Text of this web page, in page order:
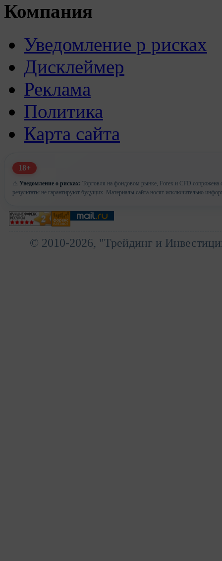
Компания
Уведомление р рисках
Дисклеймер
Реклама
Политика
Карта сайта
18+
⚠️ Уведомление о рисках: Торговля на фондовом рынке, Forex и CFD сопряжена
результаты не гарантируют будущих. Материалы сайта носят исключительно
© 2010-2026, "Трейдинг и